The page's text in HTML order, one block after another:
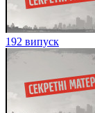
192 випуск